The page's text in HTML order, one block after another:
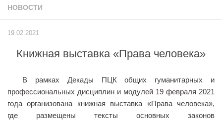
Учёный совет
Контакты РГУ СоцТех
Абитуриенту
Рейтинговые списки
НОВОСТИ
19.02.2021
Книжная выставка «Права человека»
В рамках Декады ПЦКобщих гуманитарных и
профессиональных дисциплин и модулей 19 февраля 2021
годаорганизована книжная выставка «Права человека»,
где размещены тексты основных законов